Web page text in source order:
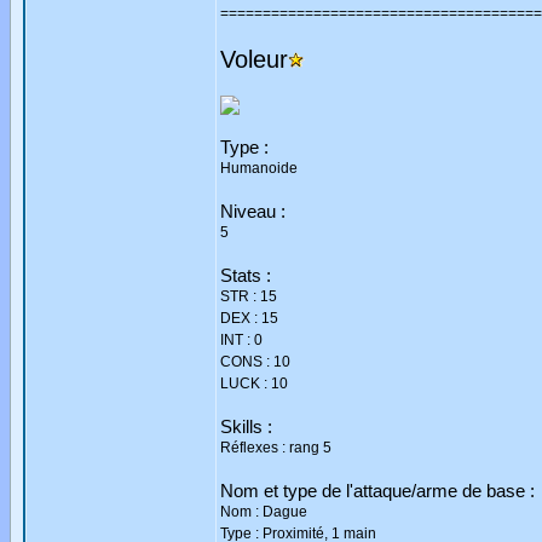
Voleur
Type :
Humanoide
Niveau :
5
Stats :
STR : 15
DEX : 15
INT : 0
CONS : 10
LUCK : 10
Skills :
Réflexes : rang 5
Nom et type de l'attaque/arme de base :
Nom : Dague
Type : Proximité, 1 main